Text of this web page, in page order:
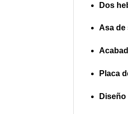
Dos
Asa de
Placa
Diseño